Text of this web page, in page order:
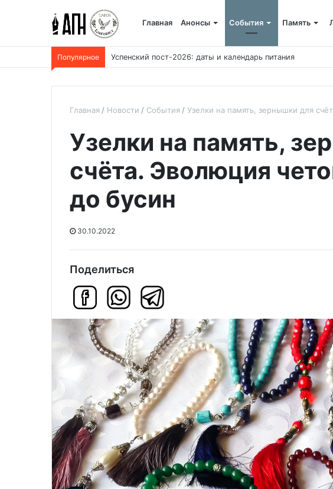
Главная Анонсы События Память
Популярное В Египте казнили убийцу коптского священника
Главная Новости События Узелки на память, зернышки для
Узелки на память,
счёта. Эволюция
до бусин
30.10.2022
Поделиться